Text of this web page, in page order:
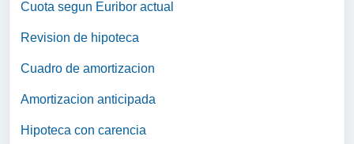
Cuota segun Euribor actual
Revision de hipoteca
Cuadro de amortizacion
Amortizacion anticipada
Hipoteca con carencia